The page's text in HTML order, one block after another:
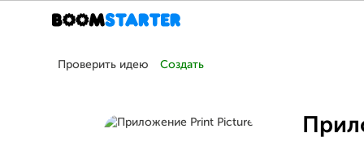
Проверить идею Создать